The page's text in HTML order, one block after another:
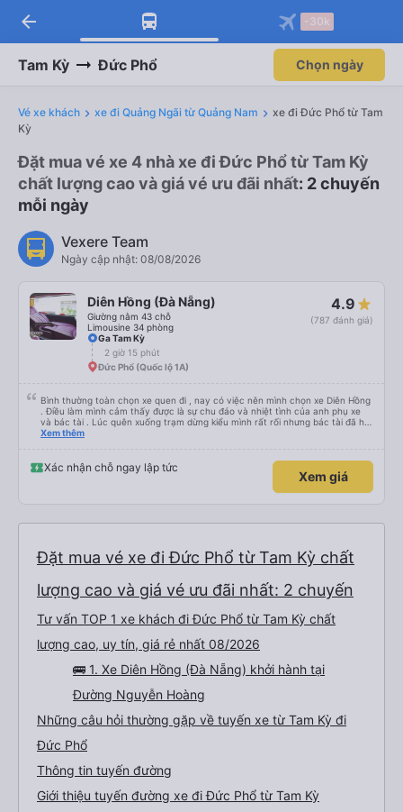
arrow_back -30k
Tam Kỳ Đức Phổ Chọn ngày
Vé xe khách xe đi Quảng Ngãi từ Quảng Nam
xe đi Đức Phổ từ Tam
Kỳ
Đặt mua vé xe 4 nhà xe đi Đức Phổ từ Tam Kỳ
chất lượng cao và giá vé ưu đãi nhất: 2 chuyến
mỗi ngày
Vexere Team
Ngày cập nhật: 08/08/2026
Diên Hồng (Đà Nẵng)
Giường nằm 43 chỗ
Limousine 34 phòng
4.9
(787 đánh giá)
Ga Tam Kỳ
2 giờ 15 phút
Đức Phổ (Quốc lộ 1A)
Bình thường toàn chọn xe quen đi , nay có việc nên mình chọn xe Diên Hồng
. Điều làm mình cảm thấy được là sự chu đáo và nhiệt tình của anh phụ xe
và bác tài . Lúc quên xuống trạm dừng kiểu mình rất rối nhưng bác tài đã hỗ
trợ mình về tận nhà . 10 điểm chất lượng 🥰
Xem thêm
Xác nhận chỗ ngay lập tức
Xem giá
Đặt mua vé xe đi Đức Phổ từ Tam Kỳ chất
lượng cao và giá vé ưu đãi nhất: 2 chuyến
Tư vấn TOP 1 xe khách đi Đức Phổ từ Tam Kỳ chất
lượng cao, uy tín, giá rẻ nhất 08/2026
🚌 1. Xe Diên Hồng (Đà Nẵng) khởi hành tại
Đường Nguyễn Hoàng
Những câu hỏi thường gặp về tuyến xe từ Tam Kỳ đi
Đức Phổ
Thông tin tuyến đường
Giới thiệu tuyến đường xe đi Đức Phổ từ Tam Kỳ